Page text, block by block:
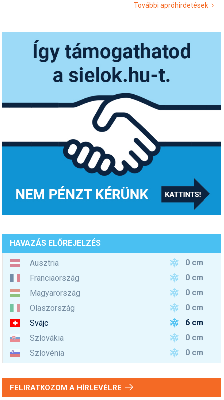
További apróhirdetések
HAVAZÁS ELŐREJELZÉS
Ausztria
0 cm
Franciaország
0 cm
Magyarország
0 cm
Olaszország
0 cm
Svájc
6 cm
Szlovákia
0 cm
Szlovénia
0 cm
FELIRATKOZOM A HÍRLEVÉLRE